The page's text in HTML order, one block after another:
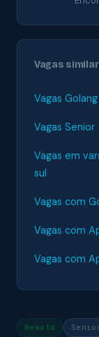
Remoto
Vagas
Vagas
Vagas Senior
Vagas em
sul
Vagas com
Vagas com
Vagas com